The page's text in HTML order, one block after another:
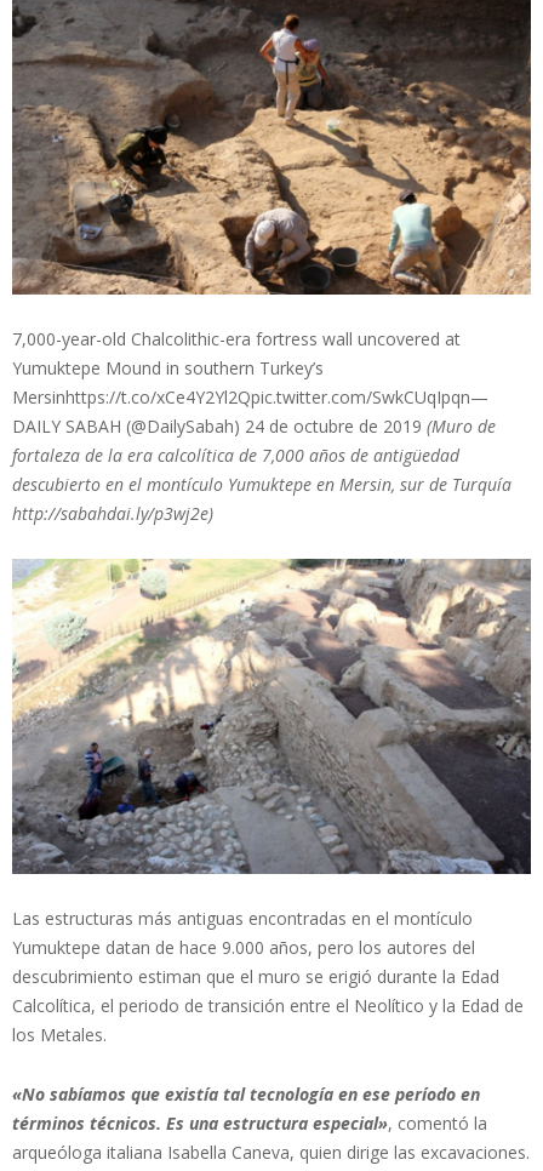
7,000-year-old Chalcolithic-era fortress wall uncovered at
Yumuktepe Mound in southern Turkey’s
Mersinhttps://t.co/xCe4Y2Yl2Qpic.twitter.com/SwkCUqIpqn—
DAILY SABAH (@DailySabah) 24 de octubre de 2019 (Muro de
fortaleza de la era calcolítica de 7,000 años de antigüedad
descubierto en el montículo Yumuktepe en Mersin, sur de Turquía
http://sabahdai.ly/p3wj2e)
Las estructuras más antiguas encontradas en el montículo
Yumuktepe datan de hace 9.000 años, pero los autores del
descubrimiento estiman que el muro se erigió durante la Edad
Calcolítica, el periodo de transición entre el Neolítico y la Edad de
los Metales.
«No sabíamos que existía tal tecnología en ese período en
términos técnicos. Es una estructura especial», comentó la
arqueóloga italiana Isabella Caneva, quien dirige las excavaciones.